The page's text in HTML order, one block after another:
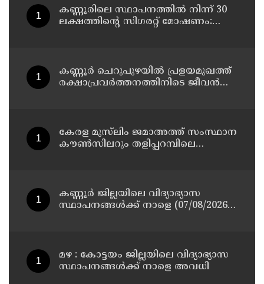
കണ്ണൂരിലെ സ്ഥാപനത്തിൽ നിന്ന് 30
ലക്ഷത്തിന്റെ സിഗരറ്റ് മോഷണം:
കണ്ണൂർ ചെറുപുഴയിൽ പ്രളയമുഖത്ത്
രക്ഷാപ്രവർത്തനത്തിനിടെ ജീവൻ
കേരള മുസ്‌ലിം ജമാഅത്ത് സംസ്ഥാന
കൗൺസിലറും തളിപ്പറമ്പിലെ
കണ്ണൂർ ജില്ലയിലെ വിദ്യാഭ്യാസ
സ്ഥാപനങ്ങള്‍ക്ക് നാളെ (07/08/2026),
മഴ : കോട്ടയം ജില്ലയിലെ വിദ്യാഭ്യാസ
സ്ഥാപനങ്ങൾക്ക് നാളെ അവധി